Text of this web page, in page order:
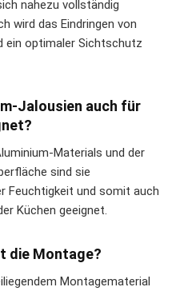
nahezu vollständig
wird das Eindringen von
ein optimaler Sichtschutz
Jalousien auch für
Materials und der
sind sie
Feuchtigkeit und somit auch
Küchen geeignet.
die Montage?
Montagematerial